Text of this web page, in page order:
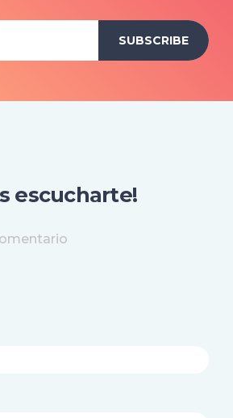
escucharte!